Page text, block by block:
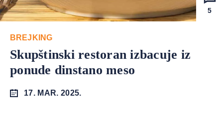
5
BREJKING
Skupštinski restoran izbacuje iz
ponude dinstano meso
17. MAR. 2025.